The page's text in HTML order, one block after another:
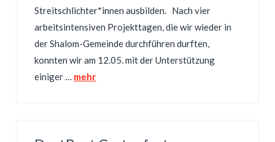
Streitschlichter*innen ausbilden. Nach vier
arbeitsintensiven Projekttagen, die wir wieder in
der Shalom-Gemeinde durchführen durften,
konnten wir am 12.05. mit der Unterstützung
einiger … mehr